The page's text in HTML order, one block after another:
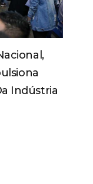
Indústria